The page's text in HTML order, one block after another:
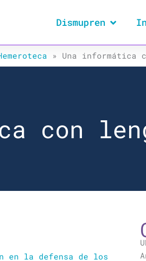
Dismupren
» Una informática
con
en la defensa de los